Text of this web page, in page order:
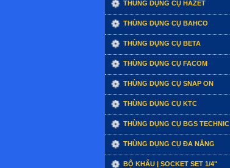
THÙNG DỤNG CỤ HAZET
THÙNG DỤNG CỤ BAHCO
THÙNG DỤNG CỤ BETA
THÙNG DỤNG CỤ FACOM
THÙNG DỤNG CỤ SNAP ON
THÙNG DỤNG CỤ KTC
THÙNG DỤNG CỤ BGS TECHNIC
THÙNG DỤNG CỤ ĐA NĂNG
BỘ KHẨU | SOCKET SET 1/4"